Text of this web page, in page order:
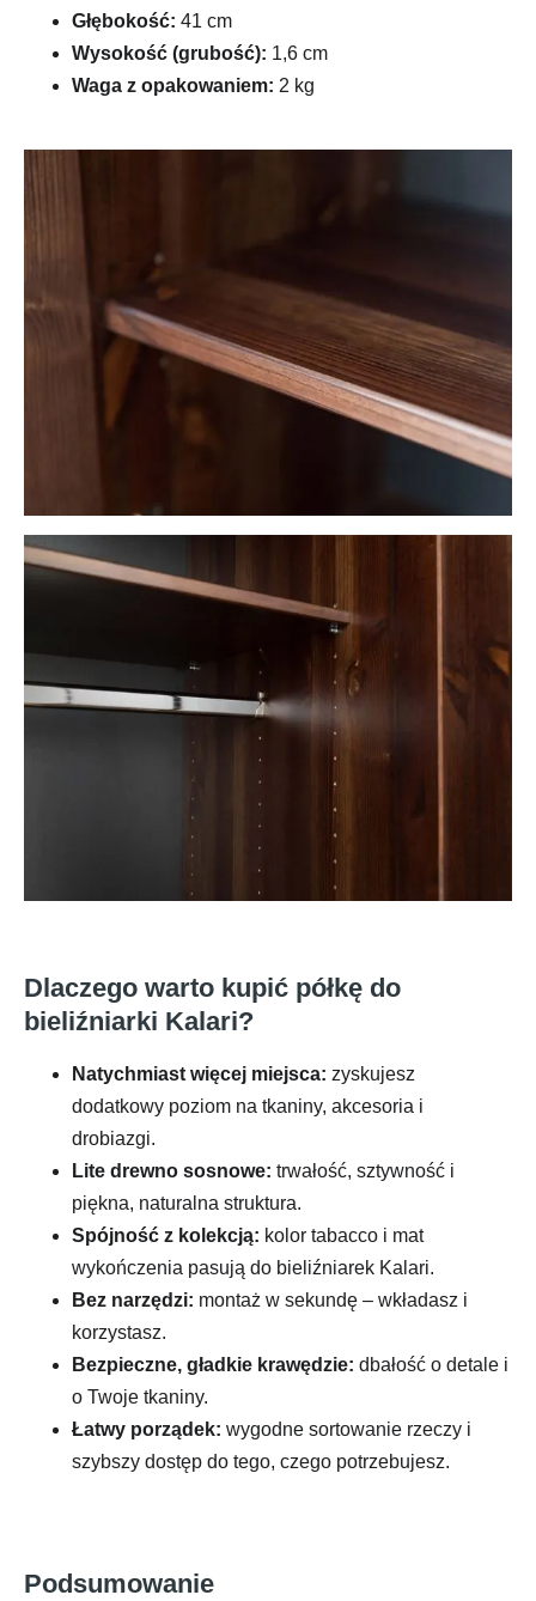
Głębokość: 41 cm
Wysokość (grubość): 1,6 cm
Waga z opakowaniem: 2 kg
Dlaczego warto kupić półkę do
bieliźniarki Kalari?
Natychmiast więcej miejsca: zyskujesz
dodatkowy poziom na tkaniny, akcesoria i
drobiazgi.
Lite drewno sosnowe: trwałość, sztywność i
piękna, naturalna struktura.
Spójność z kolekcją: kolor tabacco i mat
wykończenia pasują do bieliźniarek Kalari.
Bez narzędzi: montaż w sekundę – wkładasz i
korzystasz.
Bezpieczne, gładkie krawędzie: dbałość o detale i
o Twoje tkaniny.
Łatwy porządek: wygodne sortowanie rzeczy i
szybszy dostęp do tego, czego potrzebujesz.
Podsumowanie